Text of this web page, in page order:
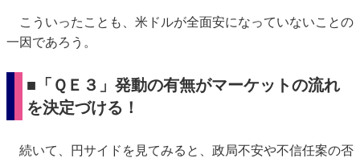
こういったことも、米ドルが全面安になっていないことの
一因であろう。
■ 「ＱＥ３」発動の有無がマーケットの流れ
を決定づける！
続いて、円サイドを見てみると、政局不安や不信任案の否